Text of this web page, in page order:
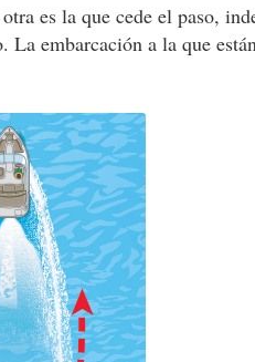
es la que cede el paso,
embarcación a la que